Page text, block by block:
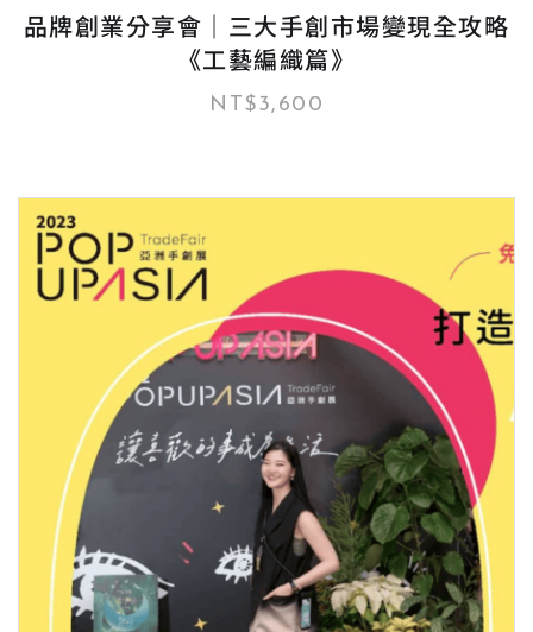
品牌創業分享會｜三大手創市場變現全攻略
《工藝編織篇》
NT$3,600